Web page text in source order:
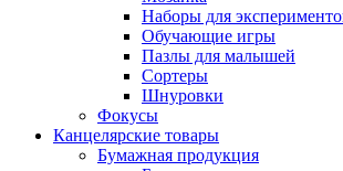
Наборы для
Обучающие игры
Пазлы для малышей
Сортеры
Шнуровки
Фокусы
Канцелярские товары
Бумажная продукция